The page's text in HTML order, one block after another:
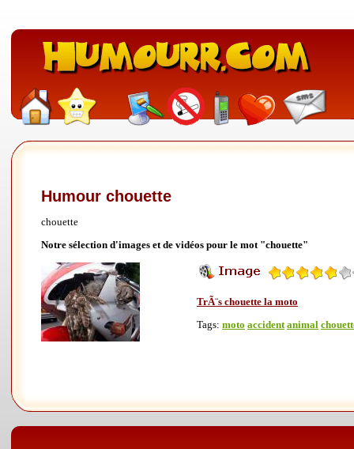
Humour chouette
chouette
Notre sélection d'images et de vidéos pour le mot "chouette"
TrÃ¨s chouette la moto
Tags: moto accident animal